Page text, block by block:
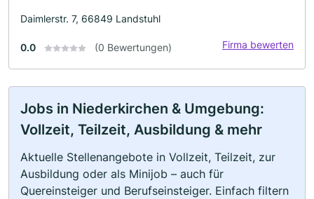
Daimlerstr. 7, 66849 Landstuhl
0.0 (0 Bewertungen) Firma bewerten
Jobs in Niederkirchen & Umgebung:
Vollzeit, Teilzeit, Ausbildung & mehr
Aktuelle Stellenangebote in Vollzeit, Teilzeit, zur
Ausbildung oder als Minijob – auch für
Quereinsteiger und Berufseinsteiger. Einfach filtern